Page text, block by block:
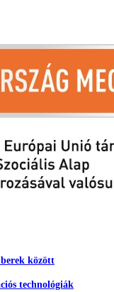
között
technológiák